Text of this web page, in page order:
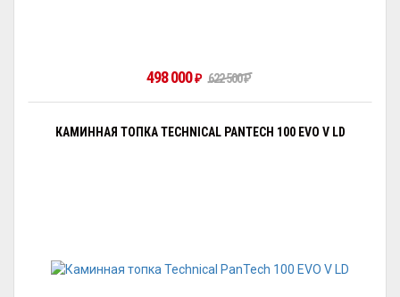
498 000 ₽ 622 500₽
КАМИННАЯ ТОПКА TECHNICAL PANTECH 100 EVO V LD